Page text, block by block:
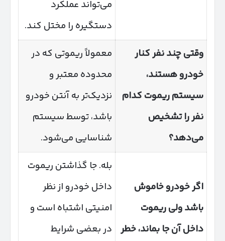
می‌تواند عملکرد
دستگیره را مختل کند.
وقتی چند نفر کنار
خودرو هستند،
سیستم ریموت کدام
نفر را تشخیص
می‌دهد؟
معمولاً ریموتی که در
محدوده معتبر و
نزدیک‌تر به آنتن خودرو
باشد، توسط سیستم
شناسایی می‌شود.
اگر خودرو خاموش
باشد ولی ریموت
داخل آن جا بماند، خطر
بله. جا گذاشتن ریموت
داخل خودرو از نظر
امنیتی اشتباه است و
در بعضی شرایط